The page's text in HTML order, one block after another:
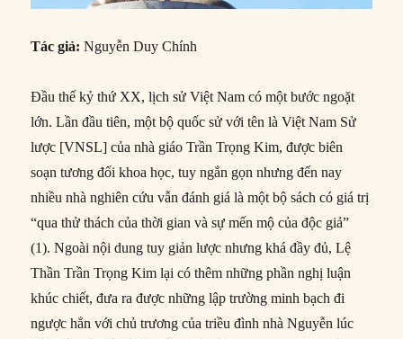
Tác giả:Nguyễn Duy Chính
Ðầu thế kỷ thứ XX, lịch sử Việt Nam có một bước ngoặt
lớn. Lần đầu tiên, một bộ quốc sử với tên là Việt Nam Sử
lược [VNSL] của nhà giáo Trần Trọng Kim, được biên
soạn tương đối khoa học, tuy ngắn gọn nhưng đến nay
nhiều nhà nghiên cứu vẫn đánh giá là một bộ sách có giá trị
“qua thử thách của thời gian và sự mến mộ của độc giả”
(1). Ngoài nội dung tuy giản lược nhưng khá đầy đủ, Lệ
Thần Trần Trọng Kim lại có thêm những phần nghị luận
khúc chiết, đưa ra được những lập trường minh bạch đi
ngược hẳn với chủ trương của triều đình nhà Nguyễn lúc